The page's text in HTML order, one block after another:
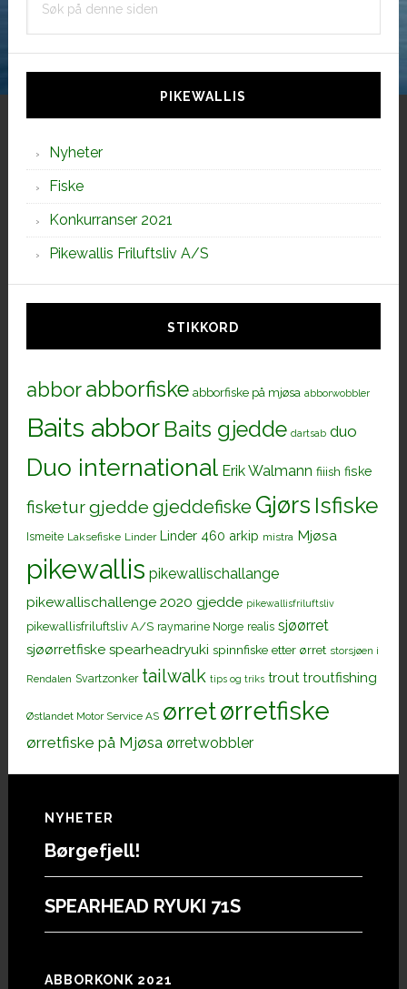
PIKEWALLIS
Nyheter
Fiske
Konkurranser 2021
Pikewallis Friluftsliv A/S
STIKKORD
abborabborfiske abborfiske på mjøsa abborwobbler
Baits abbor Baits gjedde dartsab duo
Duo international Erik Walmann fiiish fiske
fisketurgjedde gjeddefiske Gjørs Isfiske
Ismeite Laksefiske Linder Linder 460 arkip mistra Mjøsa
pikewallis pikewallischallange
pikewallischallenge 2020 gjedde pikewallisfriluftsliv
pikewallisfriluftsliv A/S raymarine Norge realis sjøørret
sjøørretfiske spearheadryuki spinnfiske etter ørret storsjøen i
Rendalen Svartzonker tailwalk tips og triks trout troutfishing
Østlandet Motor Service AS ørretørretfiske
ørretfiske på Mjøsa ørretwobbler
Footer
NYHETER
Børgefjell!
SPEARHEAD RYUKI 71S
ABBORKONK 2021